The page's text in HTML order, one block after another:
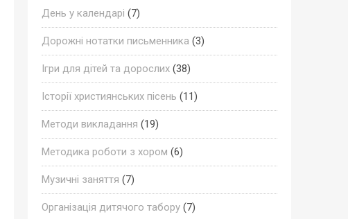
День у календарі (7)
Дорожні нотатки письменника (3)
Ігри для дітей та дорослих(38)
Історії християнських пісень (11)
Методи викладання (19)
Методика роботи з хором (6)
Музичні заняття (7)
Організація дитячого табору(7)